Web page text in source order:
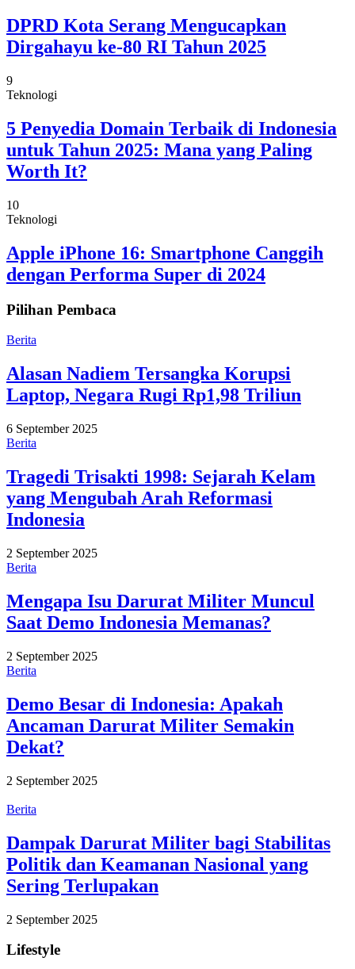
DPRD Kota Serang Mengucapkan
Dirgahayu ke-80 RI Tahun 2025
9
Teknologi
5 Penyedia Domain Terbaik di Indonesia
untuk Tahun 2025: Mana yang Paling
Worth It?
10
Teknologi
Apple iPhone 16: Smartphone Canggih
dengan Performa Super di 2024
Pilihan Pembaca
Berita
Alasan Nadiem Tersangka Korupsi
Laptop, Negara Rugi Rp1,98 Triliun
6 September 2025
Berita
Tragedi Trisakti 1998: Sejarah Kelam
yang Mengubah Arah Reformasi
Indonesia
2 September 2025
Berita
Mengapa Isu Darurat Militer Muncul
Saat Demo Indonesia Memanas?
2 September 2025
Berita
Demo Besar di Indonesia: Apakah
Ancaman Darurat Militer Semakin
Dekat?
2 September 2025
Berita
Dampak Darurat Militer bagi Stabilitas
Politik dan Keamanan Nasional yang
Sering Terlupakan
2 September 2025
Lifestyle